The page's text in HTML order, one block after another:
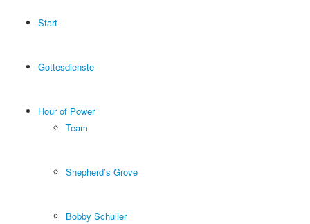
Start
Gottesdienste
Hour of Power
Team
Shepherd’s Grove
Bobby Schuller